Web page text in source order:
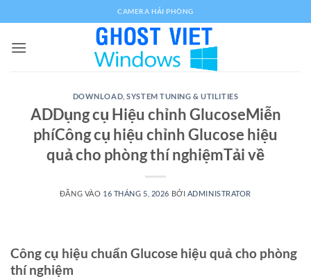
qua
nội
CAMERA HẢI PHÒNG
DOWNLOAD ,SYSTEM TUNING & UTILITIES
ADDụng cụ Hiệu chỉnh GlucoseMiễn
phíCông cụ hiệu chỉnh Glucose hiệu
quả cho phòng thí nghiệmTải về
ĐĂNG VÀO 16 THÁNG 5, 2026 BỞI ADMINISTRATOR
Công cụ hiệu chuẩn Glucose hiệu quả cho phòng
thí nghiệm